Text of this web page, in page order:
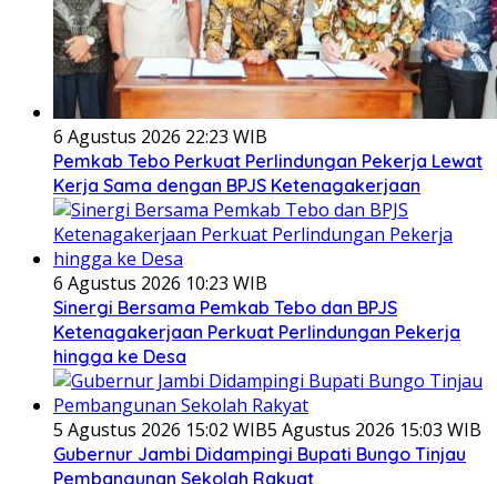
6 Agustus 2026 22:23 WIB
Pemkab Tebo Perkuat Perlindungan Pekerja Lewat
Kerja Sama dengan BPJS Ketenagakerjaan
6 Agustus 2026 10:23 WIB
Sinergi Bersama Pemkab Tebo dan BPJS
Ketenagakerjaan Perkuat Perlindungan Pekerja
hingga ke Desa
5 Agustus 2026 15:02 WIB5 Agustus 2026 15:03 WIB
Gubernur Jambi Didampingi Bupati Bungo Tinjau
Pembangunan Sekolah Rakyat